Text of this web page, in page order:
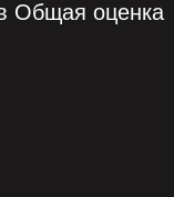
Общая оценка